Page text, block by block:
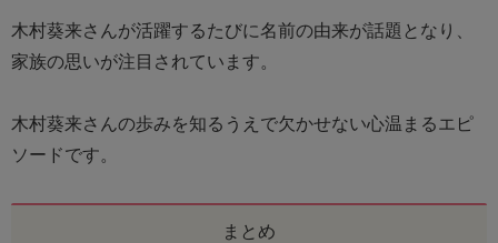
木村葵来さんが活躍するたびに名前の由来が話題となり、
家族の思いが注目されています。
木村葵来さんの歩みを知るうえで欠かせない心温まるエピ
ソードです。
まとめ